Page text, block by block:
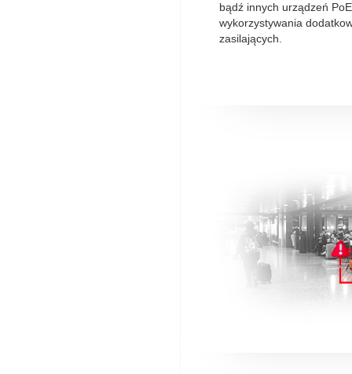
bądź innych urządzeń
wykorzystywania
zasilających.